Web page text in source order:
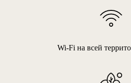
Wi-Fi на всей